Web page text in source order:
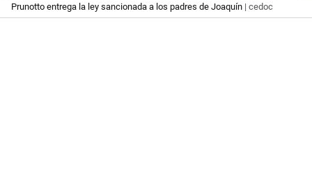
Prunotto entrega la ley sancionada a los padres de Joaquín | cedoc